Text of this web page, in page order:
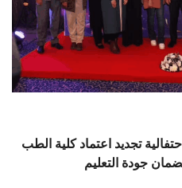
تجديد اعتماد كلية الطب
جودة التعليم